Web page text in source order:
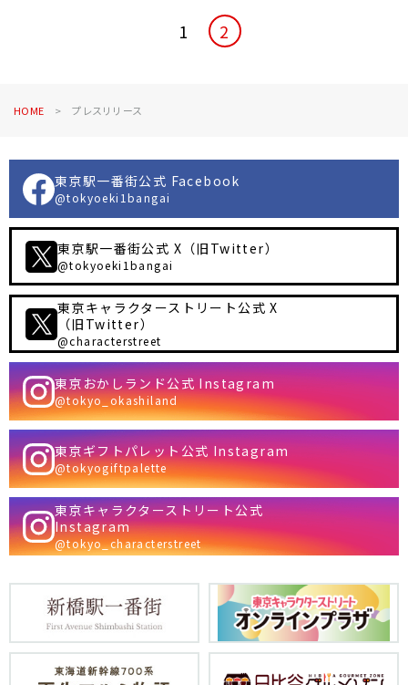
1 2
HOME プレスリリース
東京駅一番街公式 Facebook
@tokyoeki1bangai
東京駅一番街公式 X（旧Twitter）
@tokyoeki1bangai
東京キャラクターストリート公式 X
（旧Twitter）
@characterstreet
東京おかしランド公式 Instagram
@tokyo_okashiland
東京ギフトパレット公式 Instagram
@tokyogiftpalette
東京キャラクターストリート公式
Instagram
@tokyo_characterstreet